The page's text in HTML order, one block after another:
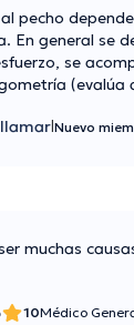
pecho
En general se
se
(evalúa
Nuevo
muchas
10Médico